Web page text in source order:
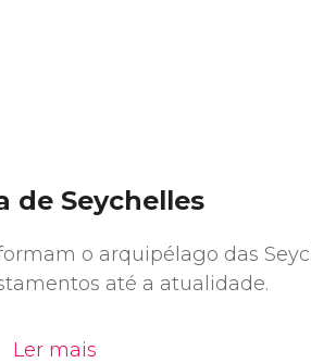
de Seychelles
o arquipélago das
até a atualidade.
Ler mais